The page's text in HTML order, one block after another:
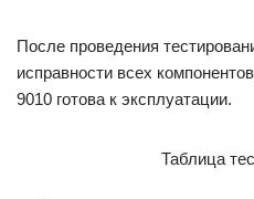
После проведения
исправности всех
9010 готова к эксплуатации.
Таблица